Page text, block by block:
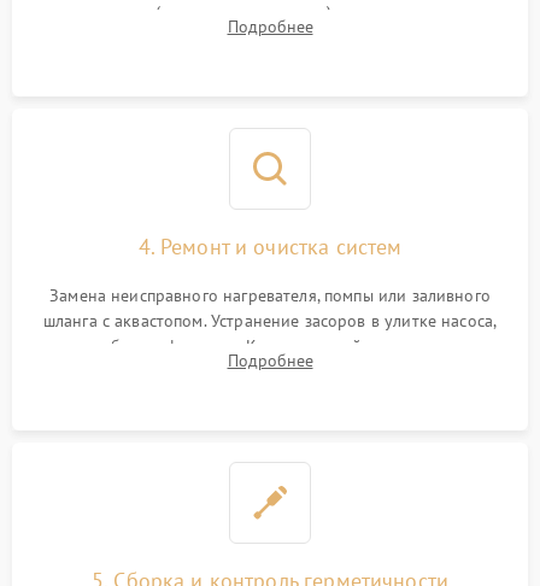
прессостата (датчика уровня воды), датчика мутности,
концевика дверцы и электронного модуля управления.
Подробнее
4. Ремонт и очистка систем
Замена неисправного нагревателя, помпы или заливного
шланга с аквастопом. Устранение засоров в улитке насоса,
патрубках и фильтрах. Компонентный ремонт платы
управления, восстановление поврежденной проводки.
Подробнее